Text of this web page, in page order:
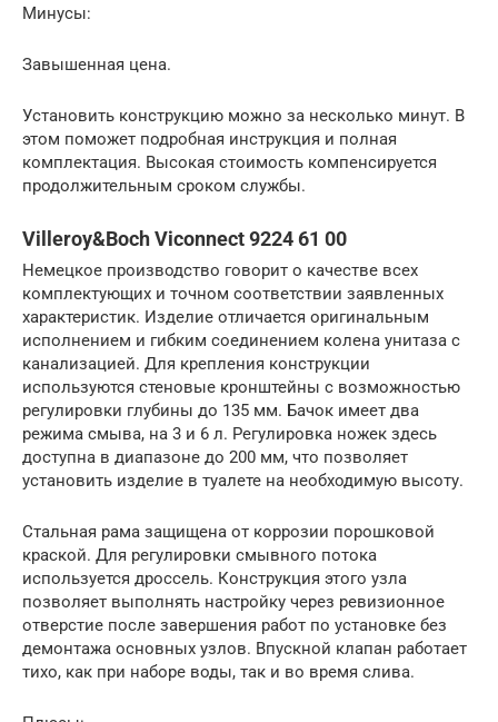
Минусы:
Завышенная цена.
Установить конструкцию можно за несколько минут. В
этом поможет подробная инструкция и полная
комплектация. Высокая стоимость компенсируется
продолжительным сроком службы.
Villeroy&Boch Viconnect 9224 61 00
Немецкое производство говорит о качестве всех
комплектующих и точном соответствии заявленных
характеристик. Изделие отличается оригинальным
исполнением и гибким соединением колена унитаза с
канализацией. Для крепления конструкции
используются стеновые кронштейны с возможностью
регулировки глубины до 135 мм. Бачок имеет два
режима смыва, на 3 и 6 л. Регулировка ножек здесь
доступна в диапазоне до 200 мм, что позволяет
установить изделие в туалете на необходимую высоту.
Стальная рама защищена от коррозии порошковой
краской. Для регулировки смывного потока
используется дроссель. Конструкция этого узла
позволяет выполнять настройку через ревизионное
отверстие после завершения работ по установке без
демонтажа основных узлов. Впускной клапан работает
тихо, как при наборе воды, так и во время слива.